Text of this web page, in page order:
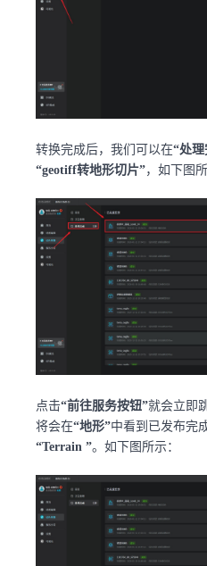
转换完成后，我们可以在“处
“geotiff转地形切片”，如下图所
点击“前往服务按钮”就会立即
将会在“地形”中看到已发布完
“Terrain ”。如下图所示：